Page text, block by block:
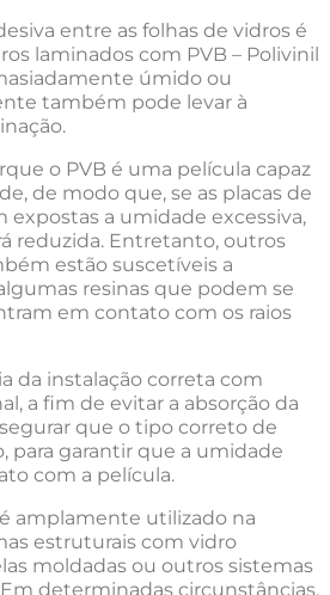
entre as folhas de vidros é
laminados com PVB – Polivinil
úmido ou
também pode levar à
o PVB é uma película capaz
de modo que, se as placas de
expostas a umidade excessiva,
reduzida. Entretanto, outros
estão suscetíveis a
resinas que podem se
em contato com os raios
da instalação correta com
a fim de evitar a absorção da
que o tipo correto de
para garantir que a umidade
com a película.
amplamente utilizado na
estruturais com vidro
moldadas ou outros sistemas
determinadas circunstâncias,